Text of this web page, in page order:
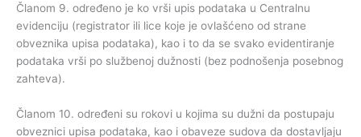
Članom 9. određeno je ko vrši upis podataka u Centralnu
evidenciju (registrator ili lice koje je ovlašćeno od strane
obveznika upisa podataka), kao i to da se svako evidentiranje
podataka vrši po službenoj dužnosti (bez podnošenja posebnog
zahteva).
Članom 10. određeni su rokovi u kojima su dužni da postupaju
obveznici upisa podataka, kao i obaveze sudova da dostavljaju